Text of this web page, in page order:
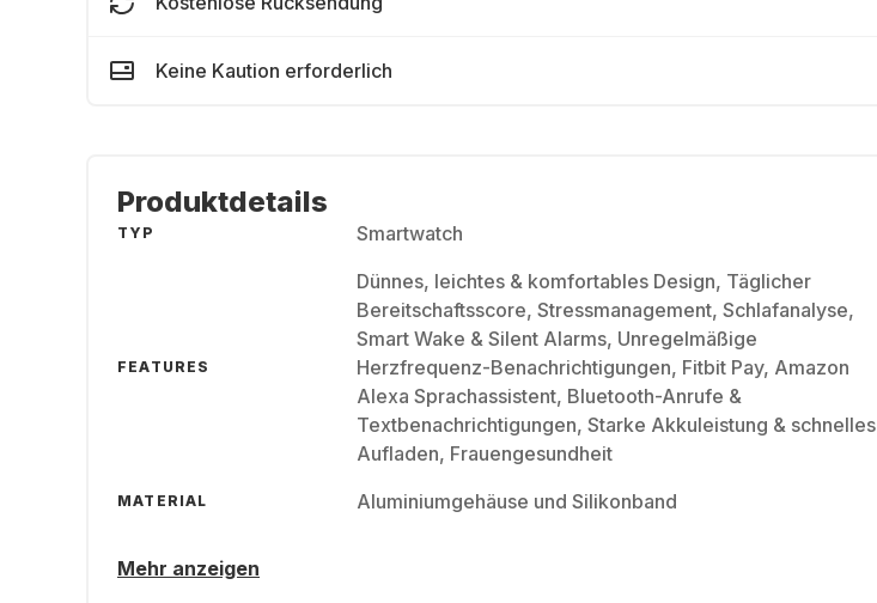
Keine Kaution erforderlich
Produktdetails
TYP Smartwatch
FEATURES
Dünnes, leichtes & komfortables Design, Täglicher
Bereitschaftsscore, Stressmanagement, Schlafanalyse,
Smart Wake & Silent Alarms, Unregelmäßige
Herzfrequenz-Benachrichtigungen, Fitbit Pay, Amazon
Alexa Sprachassistent, Bluetooth-Anrufe &
Textbenachrichtigungen, Starke Akkuleistung & schnelles
Aufladen, Frauengesundheit
MATERIAL Aluminiumgehäuse und Silikonband
Mehr anzeigen